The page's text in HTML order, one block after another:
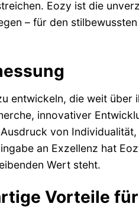
Eozy ist die
– für den
entwickeln, die weit über
innovativer
von
an Exzellenz hat
Wert steht.
Vorteile für